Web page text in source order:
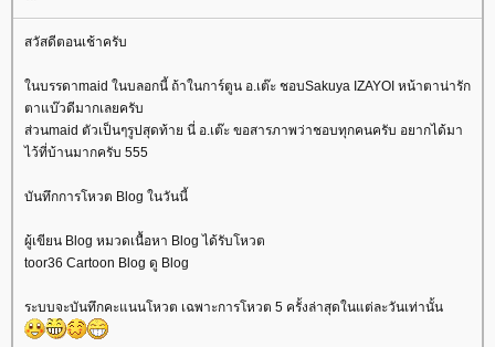
สวัสดีตอนเช้าครับ
นบรรดาmaid ในบลอกนี้ ถ้าในการ์ตูน อ.เต๊ะ ชอบSakuya IZAYOI หน้าตาน่ารัก
ตาแบ๊วดีมากเลยครับ
ส่วนmaid ตัวเป็นๆรูปสุดท้าย นี่ อ.เต๊ะ ขอสารภาพว่าชอบทุกคนครับ อยากได้มา
ไว้ที่บ้านมากครับ 555
บันทึกการโหวต Blog ในวันนี้
ผู้เขียน Blog หมวดเนื้อหา Blog ได้รับโหวต
toor36 Cartoon Blog ดู Blog
ระบบจะบันทึกคะแนนโหวต เฉพาะการโหวต 5 ครั้งล่าสุดในแต่ละวันเท่านั้น